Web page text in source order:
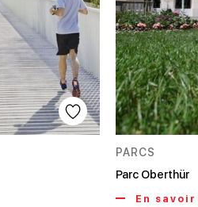
PARCS
Parc Oberthür
En